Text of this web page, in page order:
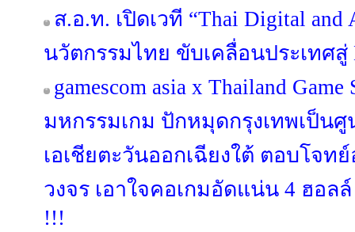
ส.อ.ท. เปิดเวที “Thai Digital and
นวัตกรรมไทย ขับเคลื่อนประเทศสู่
gamescom asia x Thailand
มหกรรมเกม ปักหมุดกรุงเทพเป็น
เอเชียตะวันออกเฉียงใต้ ตอบโจท
วงจร เอาใจคอเกมอัดแน่น 4 ฮอ
!!!